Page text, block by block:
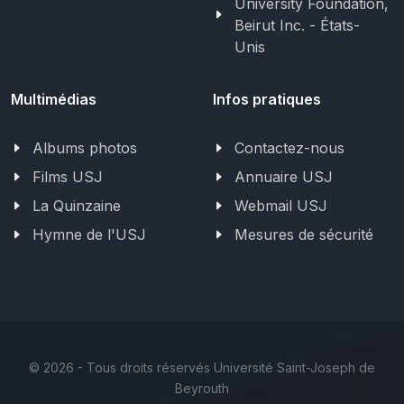
University Foundation,
Beirut Inc. - États-
Unis
Multimédias
Albums photos
Films USJ
La Quinzaine
Hymne de l'USJ
Infos pratiques
Contactez-nous
Annuaire USJ
Webmail USJ
Mesures de sécurité
© 2026 - Tous droits réservés Université Saint-Joseph de
Beyrouth